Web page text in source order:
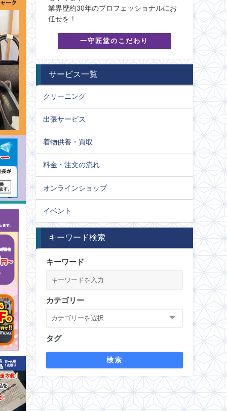
業界歴約30年のプロフェッショナルにお
任せを！
一守匠堂のこだわり
サービス一覧
クリーニング
出張サービス
着物供養・買取
料金・注文の流れ
オンラインショップ
イベント
キーワード検索
キーワード
カテゴリー
タグ
検索